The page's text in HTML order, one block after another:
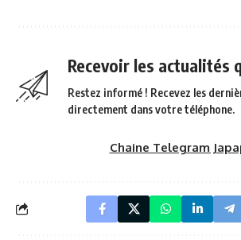
Recevoir les actualités
Restez informé ! Recevez les
directement dans votre téléphone.
Chaine Telegram